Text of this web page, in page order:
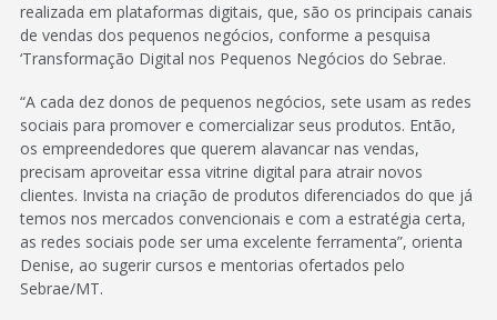
realizada em plataformas digitais, que, são os principais canais
de vendas dos pequenos negócios, conforme a pesquisa
‘Transformação Digital nos Pequenos Negócios do Sebrae.
“A cada dez donos de pequenos negócios, sete usam as redes
sociais para promover e comercializar seus produtos. Então,
os empreendedores que querem alavancar nas vendas,
precisam aproveitar essa vitrine digital para atrair novos
clientes. Invista na criação de produtos diferenciados do que já
temos nos mercados convencionais e com a estratégia certa,
as redes sociais pode ser uma excelente ferramenta”, orienta
Denise, ao sugerir cursos e mentorias ofertados pelo
Sebrae/MT.